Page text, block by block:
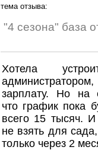
тема отзыва:
"4 сезона" база
Хотела
зарплату. Но на
что график пока
всего 15 тысяч.
не взять для
только через 2